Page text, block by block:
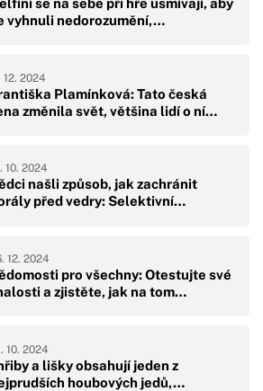
vyhnuli nedorozumění,…
Plamínková: Tato česká
změnila svět, většina lidí o ní…
12. 2024
našli způsob, jak zachránit
před vedry: Selektivní…
10. 2024
pro všechny: Otestujte své
a zjistěte, jak na tom…
12. 2024
a lišky obsahují jeden z
houbových jedů,…
10. 2024